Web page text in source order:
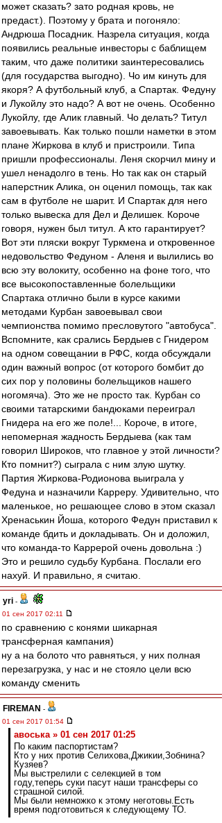
может сказать? зато родная кровь, не
предаст.). Поэтому у брата и погоняло:
Андрюша Посадник. Назрела ситуация, когда
появились реальные инвесторы с баблищем
таким, что даже политики заинтересовались
(для государства выгодно). Чо им кинуть для
якоря? А футбольный клуб, а Спартак. Федуну
и Лукойлу это надо? А вот не очень. Особенно
Лукойлу, где Алик главный. Чо делать? Титул
завоевывать. Как только пошли наметки в этом
плане Жиркова в клуб и пристроили. Типа
пришли профессионалы. Леня скорчил мину и
ушел ненадолго в тень. Но так как он старый
наперстник Алика, он оценил помощь, так как
сам в футболе не шарит. И Спартак для него
только вывеска для Дел и Делишек. Короче
говоря, нужен был титул. А кто гарантирует?
Вот эти пляски вокруг Туркмена и откровенное
недовольство Федуном - Аленя и вылились во
всю эту волокиту, особенно на фоне того, что
все высокопоставленные болельщики
Спартака отлично были в курсе какими
методами Курбан завоевывал свои
чемпионства помимо пресловутого "автобуса".
Вспомните, как срались Бердыев с Гнидером
на одном совещании в РФС, когда обсуждали
один важный вопрос (от которого бомбит до
сих пор у половины болельщиков нашего
ногомяча). Это же не просто так. Курбан со
своими татарскими бандюками переиграл
Гнидера на его же поле!... Короче, в итоге,
непомерная жадность Бердыева (как там
говорил Широков, что главное у этой личности?
Кто помнит?) сыграла с ним злую шутку.
Партия Жиркова-Родионова выиграла у
Федуна и назначили Карреру. Удивительно, что
маленькое, но решающее слово в этом сказал
Хренаськин Йоша, которого Федун приставил к
команде бдить и докладывать. Он и доложил,
что команда-то Каррерой очень довольна :)
Это и решило судьбу Курбана. Послали его
нахуй. И правильно, я считаю.
yri -
01 сен 2017 02:11
по сравнению с конями шикарная
трансферная кампания)
ну а на болото что равняться, у них полная
перезагрузка, у нас и не стояло цели всю
команду сменить
FIREMAN -
01 сен 2017 01:54
авоська » 01 сен 2017 01:25
По каким паспортистам?
Кто у них против Селихова,Джикии,Зобнина?
Кузяев?
Мы выстрелили с селекцией в том
году,теперь суки пасут наши трансферы со
страшной силой.
Мы были немножко к этому неготовы.Есть
время подготовиться к следующему ТО.